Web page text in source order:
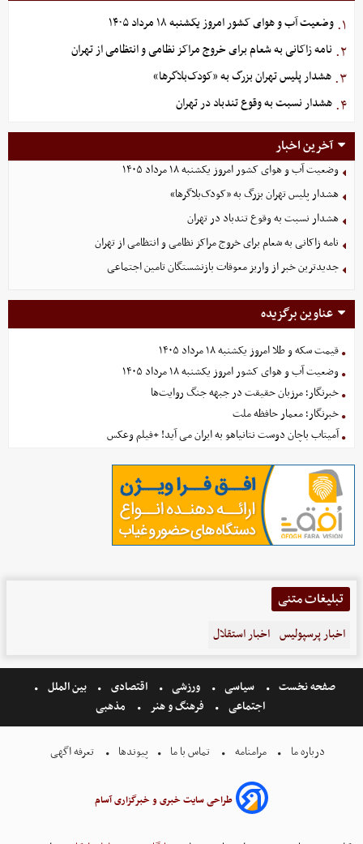
۱. وضعیت آب و هوای کشور امروز یکشنبه ۱۸ مرداد ۱۴۰۵
۲. نامه زاکانی به شعام برای خروج مراکز نظامی و انتظامی از تهران
۳. هشدار پلیس تهران بزرگ به «کودک‌بلاگرها»
۴. هشدار نسبت به وقوع تندباد در تهران
آخرین اخبار
وضعیت آب و هوای کشور امروز یکشنبه ۱۸ مرداد ۱۴۰۵
هشدار پلیس تهران بزرگ به «کودک‌بلاگرها»
هشدار نسبت به وقوع تندباد در تهران
نامه زاکانی به شعام برای خروج مراکز نظامی و انتظامی از تهران
جدیدترین خبر از واریز معوقات بازنشستگان تامین اجتماعی
عناوین برگزیده
قیمت سکه و طلا امروز یکشنبه ۱۸ مرداد ۱۴۰۵
وضعیت آب و هوای کشور امروز یکشنبه ۱۸ مرداد ۱۴۰۵
خبرنگار؛ مرزبان حقیقت در جبهه جنگ روایت‌ها
خبرنگار؛ معمار حافظه ملت
آمیتاب باچان دوست نتانیاهو به ایران می آید! +فیلم وعکس
تبلیغات متنی
اخبار پرسپولیس اخبار استقلال
صفحه نخست سیاسی ورزشی اقتصادی
بین الملل
اجتماعی
فرهنگ و هنر مذهبی
درباره ما مرامنامه تماس با ما پیوندها تعرفه اگهی
طراحی سایت خبری و خبرگزاری آسام